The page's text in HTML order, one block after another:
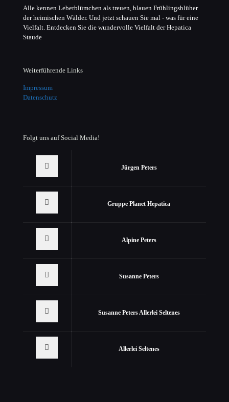
Alle kennen Leberblümchen als treuen, blauen Frühlingsblüher
der heimischen Wälder. Und jetzt schauen Sie mal - was für eine
Vielfalt. Entdecken Sie die wundervolle Vielfalt der Hepatica
Staude
Weiterführende Links
Impressum
Datenschutz
Folgt uns auf Social Media!
Jürgen Peters
Gruppe Planet Hepatica
Alpine Peters
Susanne Peters
Susanne Peters Allerlei Seltenes
Allerlei Seltenes